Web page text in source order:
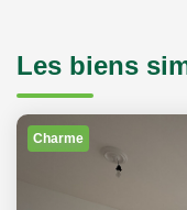
Les biens
Charme